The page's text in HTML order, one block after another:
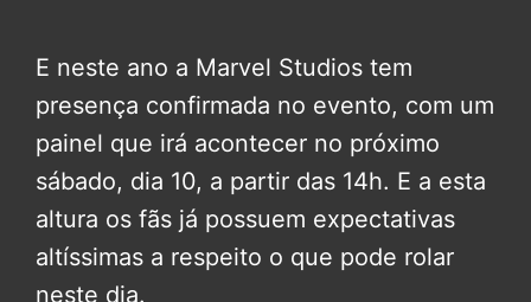
E neste ano a Marvel Studios tem
presença confirmada no evento, com um
painel que irá acontecer no próximo
sábado, dia 10, a partir das 14h. E a esta
altura os fãs já possuem expectativas
altíssimas a respeito o que pode rolar
neste dia.